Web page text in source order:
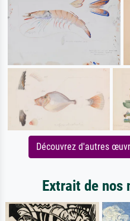
Découvrez d'autres
Extrait de nos